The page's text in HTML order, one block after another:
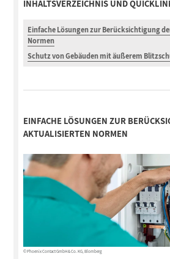
INHALTSVERZEICHNIS UND
Einfache Lösungen zur Berücksichtigung
Normen
Schutz von Gebäuden mit äußerem
EINFACHE LÖSUNGEN ZUR
AKTUALISIERTEN NORMEN
© Phoenix Contact GmbH & Co. KG, Blomberg